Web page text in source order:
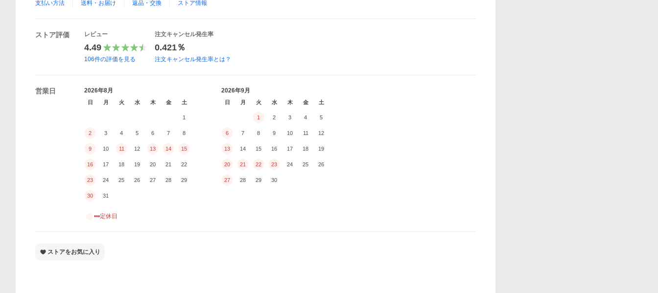
支払い方法 送料・お届け 返品・交換 ストア情報
ストア評価 レビュー
4.49
106件の評価を見る
注文キャンセル発生率
0.421％
注文キャンセル発生率とは？
営業日 2026年8月
日 月 火 水 木 金 土
1
2 3 4 5 6 7 8
9 10 11 12 13 14 15
16 17 18 19 20 21 22
23 24 25 26 27 28 29
30 31
2026年9月
日 月 火 水 木 金 土
1 2 3 4 5
6 7 8 9 10 11 12
13 14 15 16 17 18 19
20 21 22 23 24 25 26
27 28 29 30
•••定休日
ストアをお気に入り